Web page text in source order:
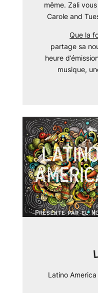
même. Zali
Carole and
Que la
partage sa
heure
musique,
Latino